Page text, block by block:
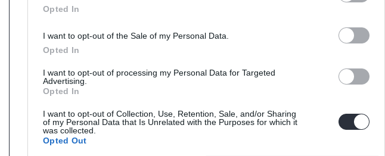
Opted In
I want to opt-out of the Sale of my Personal Data.
Opted In
I want to opt-out of processing my Personal Data for Targeted
Advertising.
Opted In
I want to opt-out of Collection, Use, Retention, Sale, and/or Sharing
of my Personal Data that Is Unrelated with the Purposes for which it
was collected.
Opted Out